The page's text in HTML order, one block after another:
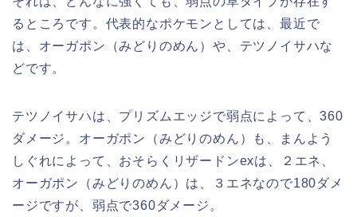
るところです。代表的なポケモンとしては、最近で
は、オーガポン（みどりのめん）や、テツノイサハな
どです。
テツノイサハは、プリズムエッジで弱点によって、360
ダメージ。オーガポン（みどりのめん）も、まんよう
しぐれによって、おそらくリザードンexは、２エネ、
オーガポン（みどりのめん）は、３エネなので180ダメ
ージですが、弱点で360ダメージ。